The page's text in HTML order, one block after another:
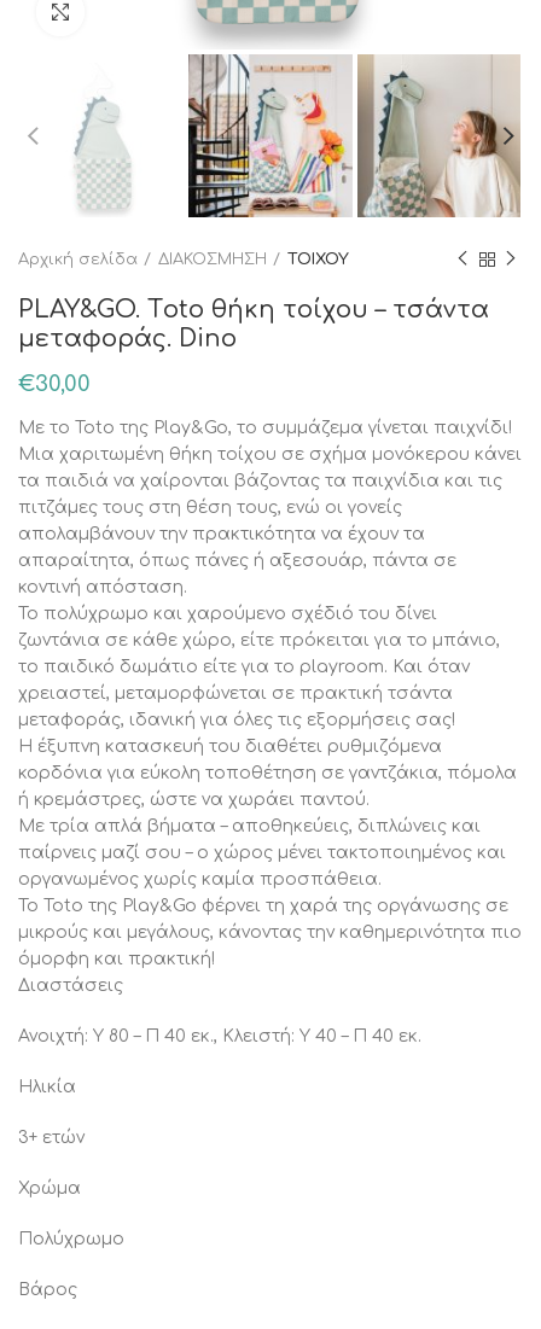
Κάντε κλικ για μεγέθυνση
Αρχική σελίδα ΔΙΑΚΟΣΜΗΣΗ ΤΟΙΧΟΥ
PLAY&GO. Τoto θήκη τοίχου – τσάντα
μεταφοράς. Dino
€30,00
Με το Toto της Play&Go, το συμμάζεμα γίνεται παιχνίδι!
Μια χαριτωμένη θήκη τοίχου σε σχήμα μονόκερου κάνει
τα παιδιά να χαίρονται βάζοντας τα παιχνίδια και τις
πιτζάμες τους στη θέση τους, ενώ οι γονείς
απολαμβάνουν την πρακτικότητα να έχουν τα
απαραίτητα, όπως πάνες ή αξεσουάρ, πάντα σε
κοντινή απόσταση.
Το πολύχρωμο και χαρούμενο σχέδιό του δίνει
ζωντάνια σε κάθε χώρο, είτε πρόκειται για το μπάνιο,
το παιδικό δωμάτιο είτε για το playroom. Και όταν
χρειαστεί, μεταμορφώνεται σε πρακτική τσάντα
μεταφοράς, ιδανική για όλες τις εξορμήσεις σας!
Η έξυπνη κατασκευή του διαθέτει ρυθμιζόμενα
κορδόνια για εύκολη τοποθέτηση σε γαντζάκια, πόμολα
ή κρεμάστρες, ώστε να χωράει παντού.
Με τρία απλά βήματα – αποθηκεύεις, διπλώνεις και
παίρνεις μαζί σου – ο χώρος μένει τακτοποιημένος και
οργανωμένος χωρίς καμία προσπάθεια.
Το Toto της Play&Go φέρνει τη χαρά της οργάνωσης σε
μικρούς και μεγάλους, κάνοντας την καθημερινότητα πιο
όμορφη και πρακτική!
Διαστάσεις
Ανοιχτή: Υ 80 – Π 40 εκ., Κλειστή: Υ 40 – Π 40 εκ.
Ηλικία
3+ ετών
Χρώμα
Πολύχρωμo
Βάρος